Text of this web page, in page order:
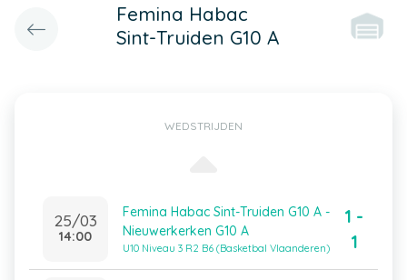
Femina Habac
Sint-Truiden G10 A
WEDSTRIJDEN
25/03
14:00
Femina Habac Sint-Truiden G10 A -
Nieuwerkerken G10 A
U10 Niveau 3 R2 B6 (Basketbal Vlaanderen)
1 -
1